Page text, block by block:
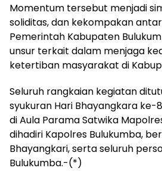
Momentum tersebut menjadi
soliditas, dan kekompakan
Pemerintah Kabupaten
unsur terkait dalam menjaga
ketertiban masyarakat di
Seluruh rangkaian kegiatan
syukuran Hari Bhayangkara ke-
di Aula Parama Satwika
dihadiri Kapolres Bulukumba,
Bhayangkari, serta seluruh
Bulukumba.-(*)